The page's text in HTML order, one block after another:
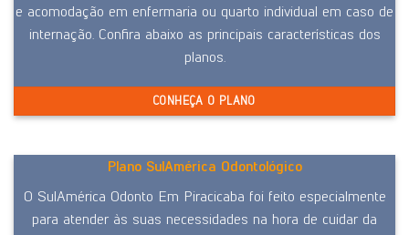
e acomodação em enfermaria ou quarto individual em caso de
internação. Confira abaixo as principais características dos
planos.
CONHEÇA O PLANO
Plano SulAmérica Odontológico
O SulAmérica Odonto Em Piracicaba foi feito especialmente
para atender às suas necessidades na hora de cuidar da